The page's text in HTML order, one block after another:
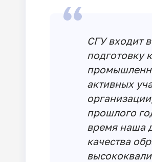
СГУ входит
подготовку
активных
прошлого
время наша
качества